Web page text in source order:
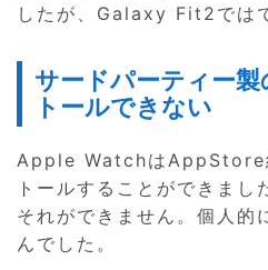
したが、Galaxy Fit2では
サードパーティー
トールできない
Apple WatchはAppStore
トールすることができま
それができません。個人的
んでした。